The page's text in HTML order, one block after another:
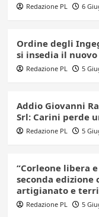
Redazione PL 6
Ordine degli
si insedia il
Redazione PL 5
Addio Giovanni
Srl: Carini perde
Redazione PL 5
“Corleone libera
seconda
artigianato e
Redazione PL 5